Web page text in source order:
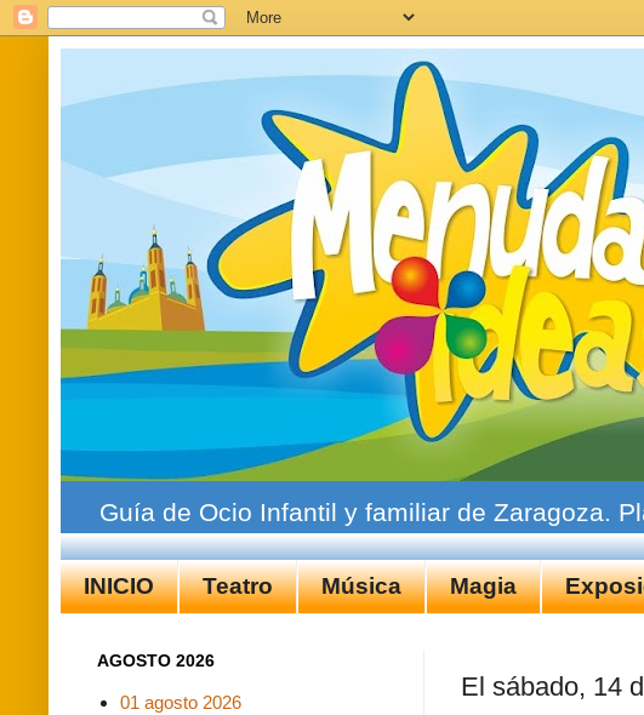
Guía de Ocio Infantil y familiar de Zaragoza.
INICIO Teatro Música Magia
El sábado, 14
AGOSTO 2026
01 agosto 2026